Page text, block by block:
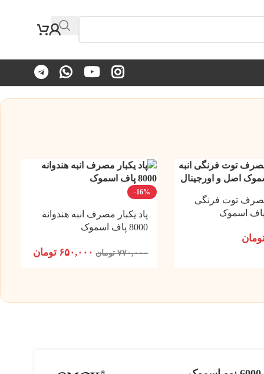
مصرف توت فرنگی
-16%
پاد یکبار مصرف انبه هندوانه
8000 پاف اسموک
۷۷۰,۰۰۰ تومان ۶۵۰,۰۰۰ تومان